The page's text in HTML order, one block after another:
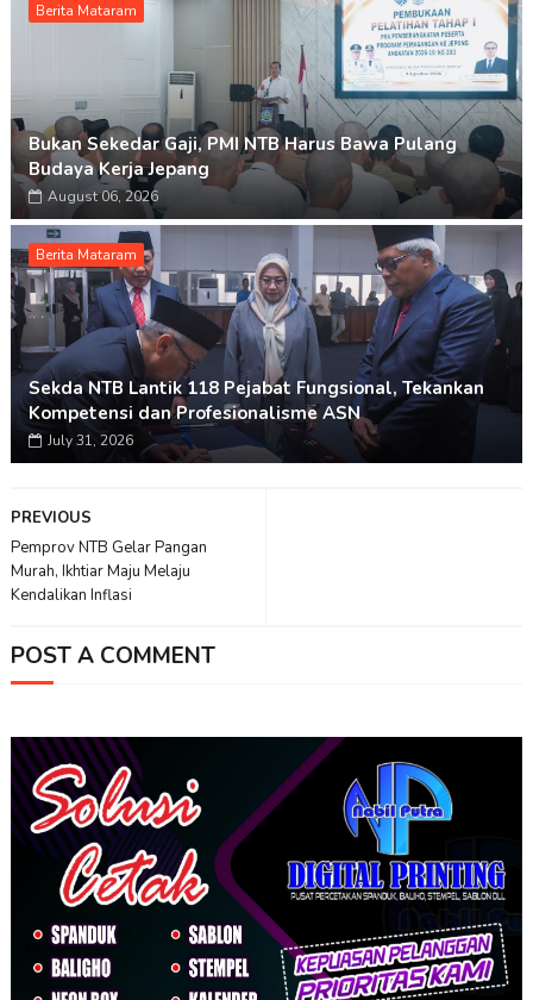
Berita Mataram
Bukan Sekedar Gaji, PMI NTB Harus Bawa Pulang
Budaya Kerja Jepang
August 06, 2026
Berita Mataram
Sekda NTB Lantik 118 Pejabat Fungsional, Tekankan
Kompetensi dan Profesionalisme ASN
July 31, 2026
PREVIOUS
Pemprov NTB Gelar Pangan
Murah, Ikhtiar Maju Melaju
Kendalikan Inflasi
POST A COMMENT